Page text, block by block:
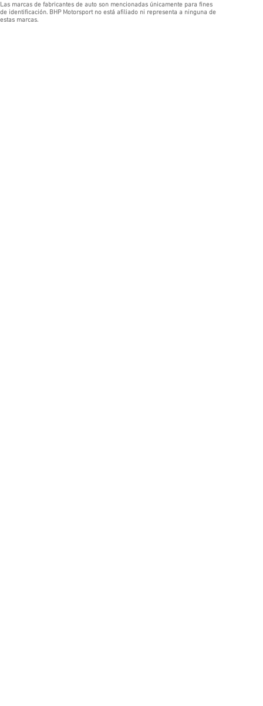
Las marcas de fabricantes de auto son mencionadas únicamente para fines
de identificación. BHP Motorsport no está afiliado ni representa a ninguna de
estas marcas.